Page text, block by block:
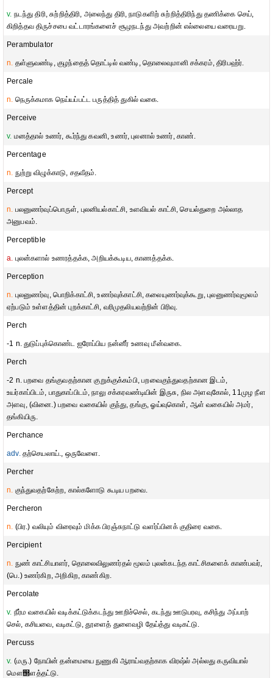
v. நடந்து திரி, சுற்றித்திரி, அலைந்து திரி, நாடுகளிற் சுற்றித்திரிந்து தணிக்கை செய்,
கிறித்தவ திருச்சபை வட்டாரங்களைச் சூழநடந்து அவற்றின் எல்லையை வரையறு.
Perambulator
n. தள்ளுவண்டி, குழந்தைத் தொட்டில் வண்டி, தொலைவுமானி சக்கரம், திரிபஹ்ர்.
Percale
n. நெருக்கமாக நெய்யப்பட்ட பருத்தித் துகில் வகை.
Perceive
v. மனத்தால் உணர், கூர்ந்து கவனி, உணர், புலனால் உணர், காண்.
Percentage
n. நுற்று விழுக்காடு, சதவீதம்.
Percept
n. பலனுணர்வுப்பொருள், புலனியல்காட்சி, உளவியல் காட்சி, செயல்துறை அல்லாத
அனுபவம்.
Perceptible
a. புலன்களால் உணரத்தக்க, அறியக்கூடிய, காணத்தக்க.
Perception
n. புலனுணர்வு, பொறிக்காட்சி, உணர்வுக்காட்சி, கலையுணர்வுக்கூறு, புலனுணர்வுமூலம்
ஏற்படும் உள்ளத்தின் புறக்காட்சி, வரிமுதலியவற்றின் பிரிவு.
Perch
-1 n. துடுப்புக்கொண்ட ஐரோப்பிய நன்னீர் உணவு மீன்வகை.
Perch
-2 n. பறவை தங்குவதற்கான குறுக்குக்கம்பி, பறவைகுந்துவதற்கான இடம்,
உயர்காப்பிடம், பாதுகாப்பிடம், நாலு சக்கரவண்டியின் இருசு, நில அளவுகோல், 11முழ நீள
அளவு, (வினை.) பறவை வகையில் குந்து, தங்கு, ஓய்வுகொள், ஆள் வகையில் அமர்,
தங்கியிரு.
Perchance
adv.தற்செயலாய்., ஒருவேளை.
Percher
n. குந்துவதற்கேற்ற, கால்களோடு கூடிய பறவை.
Percheron
n. (பிர.) வலியும் விரைவும் மிக்க பிரஞ்சுநாட்டு வளர்ப்பினக் குதிரை வகை.
Percipient
n. நுண் காட்சியாளர், தொலைவிலுணர்தல் மூலம் புலன்கடந்த காட்சிகளைக் காண்பவர்,
(பெ.) உணர்கிற, அறிகிற, காண்கிற.
Percolate
v. நீர்ம வகையில் வடிக்கட்டுக்கடந்து ஊறிச்செல், கடந்து ஊடுபரவு, கசிந்து அப்பாற்
செல், கசியவை, வடிகட்டு, தூளைத் துளைவழி தேய்த்து வடிகட்டு.
Percuss
v. (மரு.) நோயின் தன்மையை நுணுகி ஆராய்வதற்காக விரஷ்ல் அல்லது கருவியால்
மௌ஢ளத்தட்டு.